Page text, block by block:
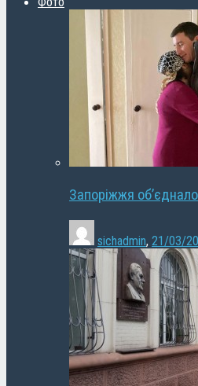
Запоріжжя
sichadmin, 21/03/